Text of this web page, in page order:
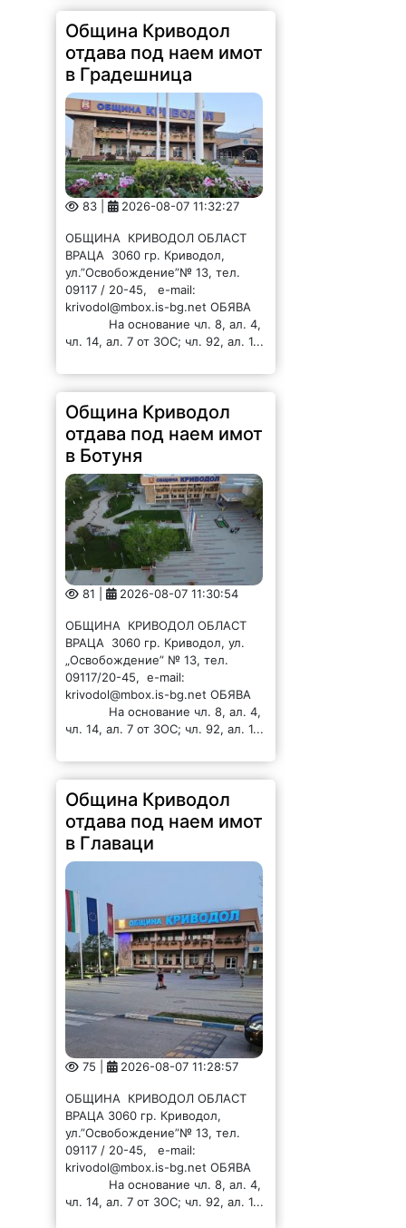
Община Криводол
отдава под наем имот
в Градешница
83 | 2026-08-07 11:32:27
ОБЩИНА КРИВОДОЛ ОБЛАСТ
ВРАЦА 3060 гр. Криводол,
ул.”Освобождение”№ 13, тел.
09117 / 20-45, e-mail:
krivodol@mbox.is-bg.net ОБЯВА
На основание чл. 8, ал. 4,
чл. 14, ал. 7 от ЗОС; чл. 92, ал. 1...
Община Криводол
отдава под наем имот
в Ботуня
81 | 2026-08-07 11:30:54
ОБЩИНА КРИВОДОЛ ОБЛАСТ
ВРАЦА 3060 гр. Криводол, ул.
„Освобождение” № 13, тел.
09117/20-45, e-mail:
krivodol@mbox.is-bg.net ОБЯВА
На основание чл. 8, ал. 4,
чл. 14, ал. 7 от ЗОС; чл. 92, ал. 1...
Община Криводол
отдава под наем имот
в Главаци
75 | 2026-08-07 11:28:57
ОБЩИНА КРИВОДОЛ ОБЛАСТ
ВРАЦА 3060 гр. Криводол,
ул.”Освобождение”№ 13, тел.
09117 / 20-45, e-mail:
krivodol@mbox.is-bg.net ОБЯВА
На основание чл. 8, ал. 4,
чл. 14, ал. 7 от ЗОС; чл. 92, ал. 1...